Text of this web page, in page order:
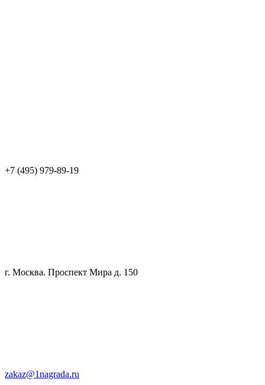
+7 (495) 979-89-19
г. Москва. Проспект Мира д. 150
zakaz@1nagrada.ru